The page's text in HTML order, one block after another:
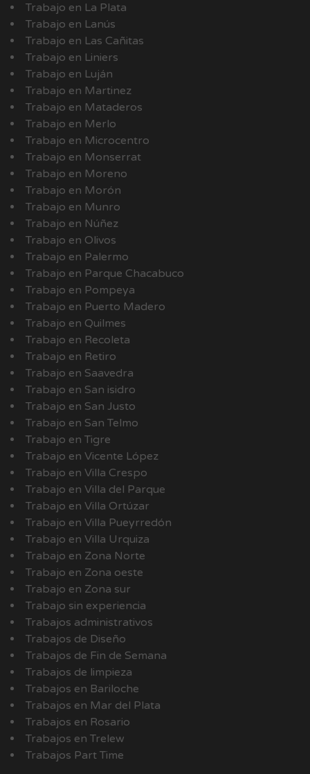
Trabajo en La Plata
Trabajo en Lanús
Trabajo en Las Cañitas
Trabajo en Liniers
Trabajo en Luján
Trabajo en Martinez
Trabajo en Mataderos
Trabajo en Merlo
Trabajo en Microcentro
Trabajo en Monserrat
Trabajo en Moreno
Trabajo en Morón
Trabajo en Munro
Trabajo en Núñez
Trabajo en Olivos
Trabajo en Palermo
Trabajo en Parque Chacabuco
Trabajo en Pompeya
Trabajo en Puerto Madero
Trabajo en Quilmes
Trabajo en Recoleta
Trabajo en Retiro
Trabajo en Saavedra
Trabajo en San isidro
Trabajo en San Justo
Trabajo en San Telmo
Trabajo en Tigre
Trabajo en Vicente López
Trabajo en Villa Crespo
Trabajo en Villa del Parque
Trabajo en Villa Ortúzar
Trabajo en Villa Pueyrredón
Trabajo en Villa Urquiza
Trabajo en Zona Norte
Trabajo en Zona oeste
Trabajo en Zona sur
Trabajo sin experiencia
Trabajos administrativos
Trabajos de Diseño
Trabajos de Fin de Semana
Trabajos de limpieza
Trabajos en Bariloche
Trabajos en Mar del Plata
Trabajos en Rosario
Trabajos en Trelew
Trabajos Part Time